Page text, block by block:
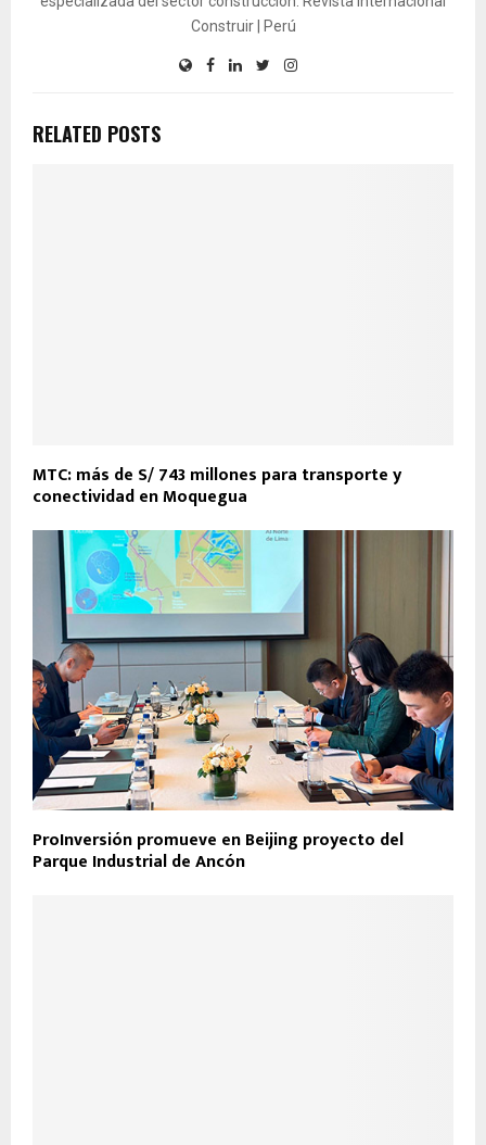
Construir | Perú
RELATED POSTS
MTC: más de S/ 743 millones para transporte y
conectividad en Moquegua
ProInversión promueve en Beijing proyecto del
Parque Industrial de Ancón